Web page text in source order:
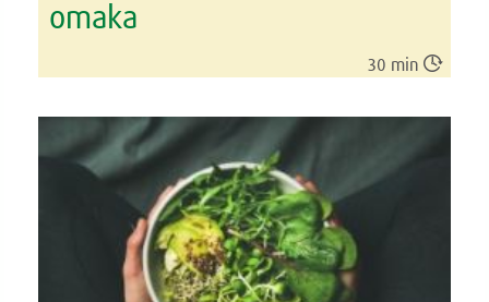
omaka
30 min 